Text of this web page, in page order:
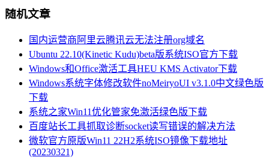
随机文章
国内运营商阿里云腾讯云无法注册org域名
Ubuntu 22.10(Kinetic Kudu)beta版系统ISO官方下载
Windows和Office激活工具HEU KMS Activator下载
Windows系统字体修改软件noMeiryoUI v3.1.0中文绿色版
下载
系统之家Win11优化管家免激活绿色版下载
百度站长工具抓取诊断socket读写错误的解决方法
微软官方原版Win11 22H2系统ISO镜像下载地址
(20230321)